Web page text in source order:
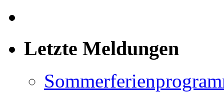
Letzte Meldungen